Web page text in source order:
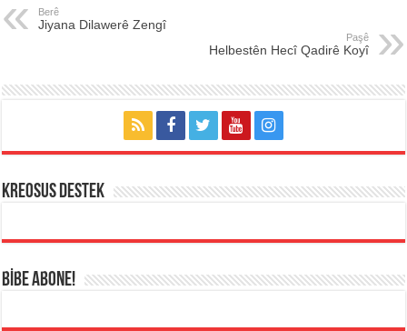
Berê
Jiyana Dilawerê Zengî
Paşê
Helbestên Hecî Qadirê Koyî
KREOSUS DESTEK
BİBE ABONE!